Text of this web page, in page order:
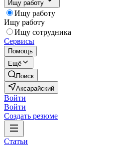
Ищу работу
Ищу работу
Ищу работу
Ищу сотрудника
Сервисы
Помощь
Ещё
Поиск
Аксарайский
Войти
Войти
Создать резюме
Статьи